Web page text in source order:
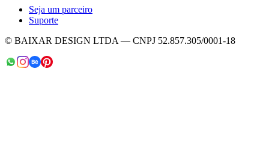
Seja um parceiro
Suporte
© BAIXAR DESIGN LTDA — CNPJ 52.857.305/0001-18